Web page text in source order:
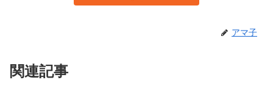
アマ子
関連記事